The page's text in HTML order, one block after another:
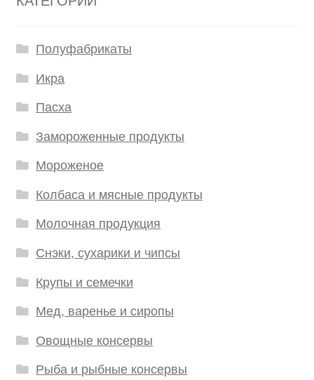
Полуфабрикаты
Икра
Пасха
Замороженные продукты
Мороженое
Колбаса и мясные продукты
Молочная продукция
Снэки, сухарики и чипсы
Крупы и семечки
Мед, варенье и сиропы
Овощные консервы
Рыба и рыбные консервы